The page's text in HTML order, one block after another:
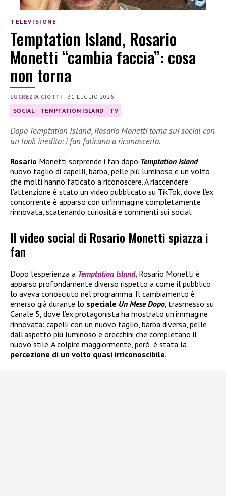
TELEVISIONE
Temptation Island, Rosario
Monetti “cambia faccia”: cosa
non torna
LUCREZIA CIOTTI |31 LUGLIO 2026
SOCIAL TEMPTATION ISLAND TV
Dopo Temptation Island, Rosario Monetti torna sui social con
un look inedito: i fan faticano a riconoscerlo.
Rosario Monetti sorprende i fan dopo Temptation Island:
nuovo taglio di capelli, barba, pelle più luminosa e un volto
che molti hanno faticato a riconoscere. A riaccendere
l’attenzione è stato un video pubblicato su TikTok, dove l’ex
concorrente è apparso con un’immagine completamente
rinnovata, scatenando curiosità e commenti sui social.
Il video social di Rosario Monetti spiazza i
fan
Dopo l’esperienza a Temptation Island, Rosario Monetti è
apparso profondamente diverso rispetto a come il pubblico
lo aveva conosciuto nel programma. Il cambiamento è
emerso già durante lo speciale Un Mese Dopo, trasmesso su
Canale 5, dove l’ex protagonista ha mostrato un’immagine
rinnovata: capelli con un nuovo taglio, barba diversa, pelle
dall’aspetto più luminoso e orecchini che completano il
nuovo stile. A colpire maggiormente, però, è stata la
percezione di un volto quasi irriconoscibile.